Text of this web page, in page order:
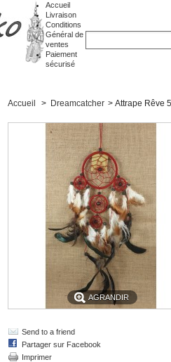
Accueil
Livraison
Conditions
Général de
ventes
Paiement
sécurisé
Accueil > Dreamcatcher > Attrape Rêve
AGRANDIR
Send to a friend
Partager sur Facebook
Imprimer